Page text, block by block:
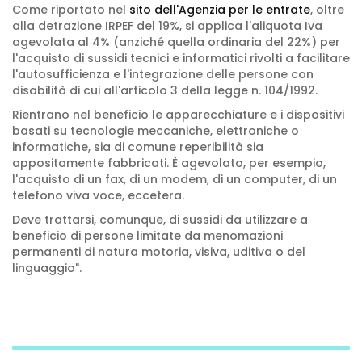
Come riportato nel sito dell'Agenzia per le entrate, oltre
alla detrazione IRPEF del 19%, si applica l'aliquota Iva
agevolata al 4% (anziché quella ordinaria del 22%) per
l'acquisto di sussidi tecnici e informatici rivolti a facilitare
l'autosufficienza e l'integrazione delle persone con
disabilità di cui all'articolo 3 della legge n. 104/1992.
Rientrano nel beneficio le apparecchiature e i dispositivi
basati su tecnologie meccaniche, elettroniche o
informatiche, sia di comune reperibilità sia
appositamente fabbricati. È agevolato, per esempio,
l'acquisto di un fax, di un modem, di un computer, di un
telefono viva voce, eccetera.
Deve trattarsi, comunque, di sussidi da utilizzare a
beneficio di persone limitate da menomazioni
permanenti di natura motoria, visiva, uditiva o del
linguaggio".